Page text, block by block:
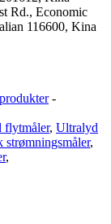
Rd., Economic
116600, Kina
-
flytmåler, Ultralyd
strømningsmåler,
,